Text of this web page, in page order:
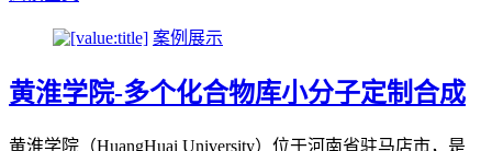
案例展示
黄淮学院-多个化合物库小分子定制合成
黄淮学院（HuangHuai University）位于河南省驻马店市，是